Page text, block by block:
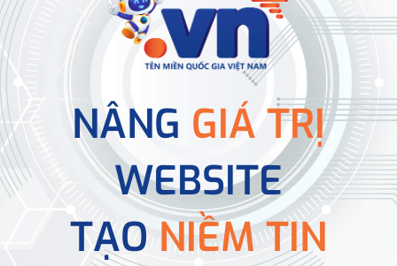
NÂNG GIÁ TRỊ
WEBSITE
TẠONIỀM TIN